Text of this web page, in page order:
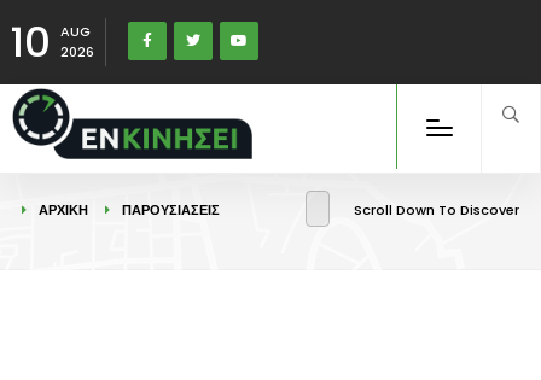
10
AUG
2026
ΑΡΧΙΚΉ ΠΑΡΟΥΣΙΑΣΕΙΣ Scroll Down To Discover